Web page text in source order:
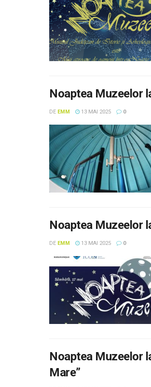
Noaptea Muzeelor
DE EMM 13 MAI 2025 0
Noaptea Muzeelor
DE EMM 13 MAI 2025 0
Noaptea Muzeelor
Mare”